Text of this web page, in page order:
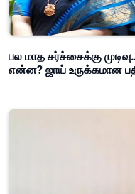
பல மாத சர்ச்சைக்கு
என்ன? ஜாய் உருக்கமான